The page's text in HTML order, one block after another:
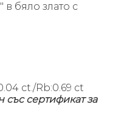
бяло злато с
ct./Rb:0.69 ct
сертификат за